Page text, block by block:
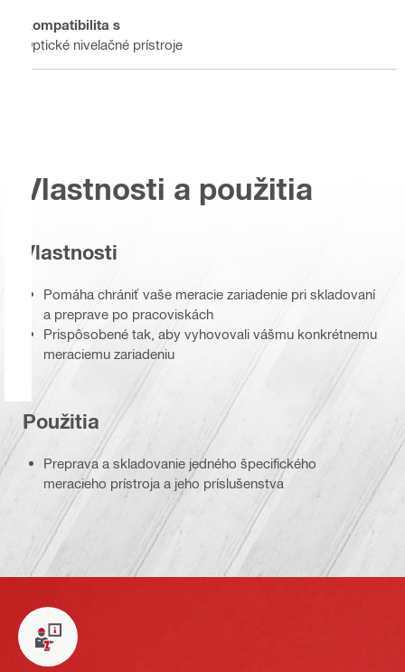
Kompatibilita s
Optické nivelačné prístroje
Vlastnosti a použitia
Vlastnosti
Pomáha chrániť vaše meracie zariadenie pri skladovaní
a preprave po pracoviskách
Prispôsobené tak, aby vyhovovali vášmu konkrétnemu
meraciemu zariadeniu
Použitia
Preprava a skladovanie jedného špecifického
meracieho prístroja a jeho príslušenstva